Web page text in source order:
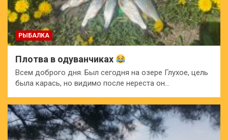
РЫБАЛКА
Плотва в одуванчиках
Всем доброго дня. Был сегодня на озере Глухое, цель
была карась, но видимо после нереста он…